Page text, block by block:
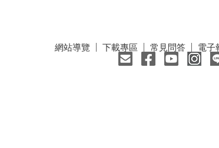
網站導覽 下載專區 常見問答 電子